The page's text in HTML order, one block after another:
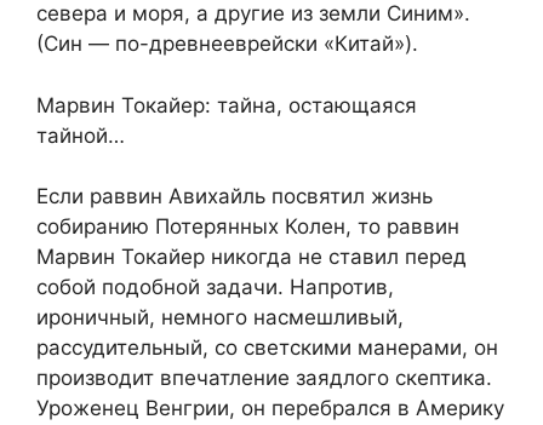
севера и моря, а другие из земли Синим».
(Син — по-древнееврейски «Китай»).
Марвин Токайер: тайна, остающаяся
тайной…
Если раввин Авихайль посвятил жизнь
собиранию Потерянных Колен, то раввин
Марвин Токайер никогда не ставил перед
собой подобной задачи. Напротив,
ироничный, немного насмешливый,
рассудительный, со светскими манерами, он
производит впечатление заядлого скептика.
Уроженец Венгрии, он перебрался в Америку